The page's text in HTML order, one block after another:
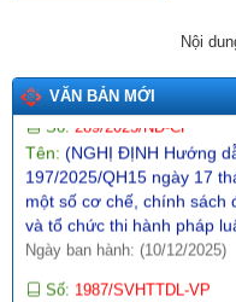
Nội
VĂN BẢN MỚI
Ngày ban hành: (31/12/2025)
Số:289/2025/NĐ-CP
Tên:(NGHỊ ĐỊNH Hướng
197/2025/QH15 ngày 17
một số cơ chế, chính sách
và tổ chức thi hành pháp
Ngày ban hành: (10/12/2025)
Số:1987/SVHTTDL-VP
Tên:(V/v định hướng nội